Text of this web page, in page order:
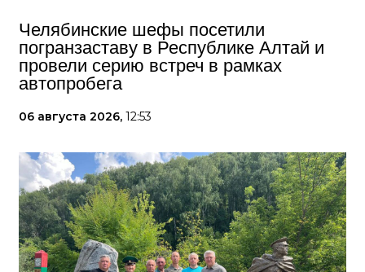
Челябинские шефы посетили
погранзаставу в Республике Алтай и
провели серию встреч в рамках
автопробега
06 августа 2026, 12:53